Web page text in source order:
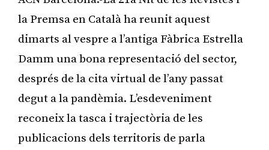
la Premsa en Català ha reunit aquest
dimarts al vespre a l’antiga Fàbrica Estrella
Damm una bona representació del sector,
després de la cita virtual de l’any passat
degut a la pandèmia. L’esdeveniment
reconeix la tasca i trajectòria de les
publicacions dels territoris de parla